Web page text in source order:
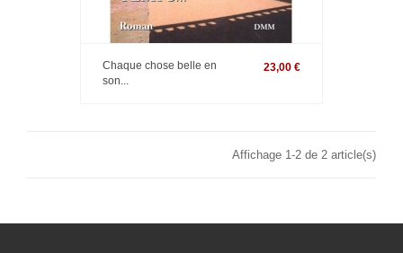
Chaque chose belle en
son...
23,00 €
Affichage 1-2 de 2 article(s)